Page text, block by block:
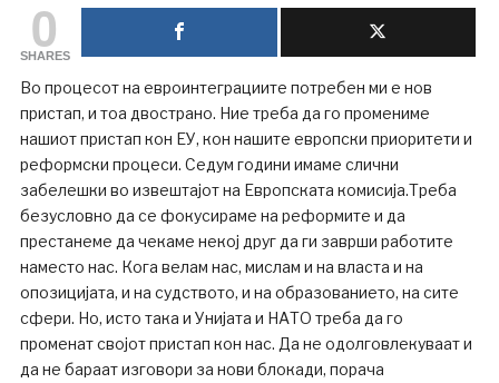
0
SHARES
Во процесот на евроинтеграциите потребен ми е нов
пристап, и тоа двострано. Ние треба да го промениме
нашиот пристап кон ЕУ, кон нашите европски приоритети и
реформски процеси. Седум години имаме слични
забелешки во извештајот на Европската комисија.Треба
безусловно да се фокусираме на реформите и да
престанеме да чекаме некој друг да ги заврши работите
наместо нас. Кога велам нас, мислам и на власта и на
опозицијата, и на судството, и на образованието, на сите
сфери. Но, исто така и Унијата и НАТО треба да го
променат својот пристап кон нас. Да не одолговлекуваат и
да не бараат изговори за нови блокади, порача